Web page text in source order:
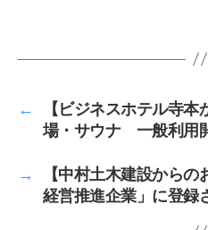
←
【ビジネスホテル寺
場・サウナ 一般利用
→
【中村土木建設から
経営推進企業」に登録